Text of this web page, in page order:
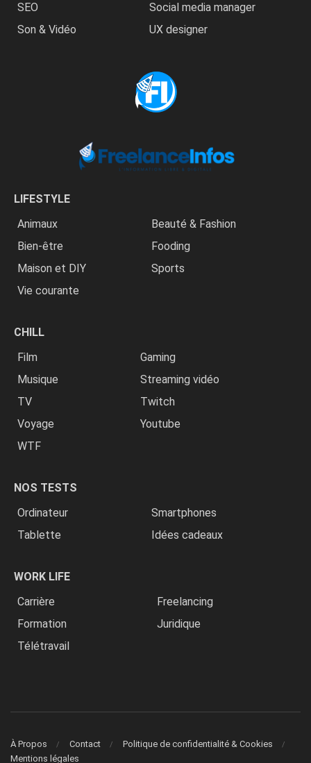
SEO
Social media manager
Son & Vidéo
UX designer
LIFESTYLE
Animaux
Beauté & Fashion
Bien-être
Fooding
Maison et DIY
Sports
Vie courante
CHILL
Film
Gaming
Musique
Streaming vidéo
TV
Twitch
Voyage
Youtube
WTF
NOS TESTS
Ordinateur
Smartphones
Tablette
Idées cadeaux
WORK LIFE
Carrière
Freelancing
Formation
Juridique
Télétravail
À Propos Contact
Politique de confidentialité & Cookies
Mentions légales